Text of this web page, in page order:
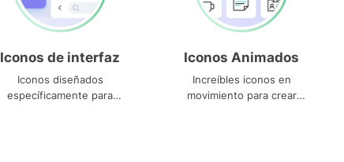
Iconos de interfaz
Iconos diseñados
específicamente para
Iconos Animados
Increíbles iconos en
movimiento para crear